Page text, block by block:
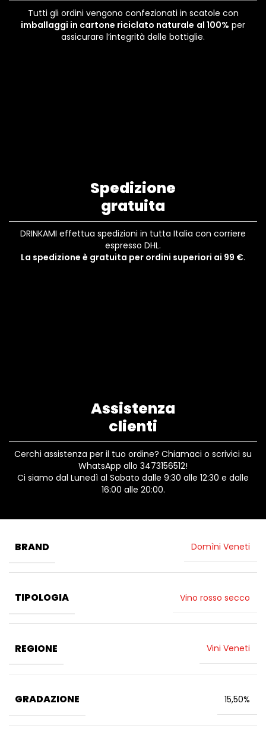
Tutti gli ordini vengono confezionati in scatole con
imballaggi in cartone riciclato naturale al 100% per
assicurare l’integrità delle bottiglie.
Spedizione
gratuita
DRINKAMI effettua spedizioni in tutta Italia con corriere
espresso DHL.
La spedizione è gratuita per ordini superiori ai 99 €.
Assistenza
clienti
Cerchi assistenza per il tuo ordine? Chiamaci o scrivici su
WhatsApp allo 3473156512!
Ci siamo dal Lunedì al Sabato dalle 9:30 alle 12:30 e dalle
16:00 alle 20:00.
BRAND Domìni Veneti
TIPOLOGIA Vino rosso secco
REGIONE Vini Veneti
GRADAZIONE 15,50%